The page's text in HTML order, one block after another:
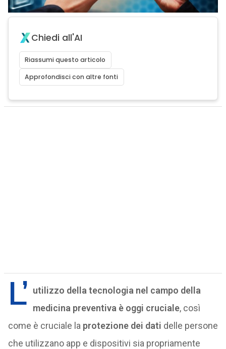
Chiedi all'AI
Riassumi questo articolo
Approfondisci con altre fonti
L’ utilizzo della tecnologia nel campo della
medicina preventiva è oggi cruciale, così
come è cruciale la protezione dei dati delle persone
che utilizzano app e dispositivi sia propriamente